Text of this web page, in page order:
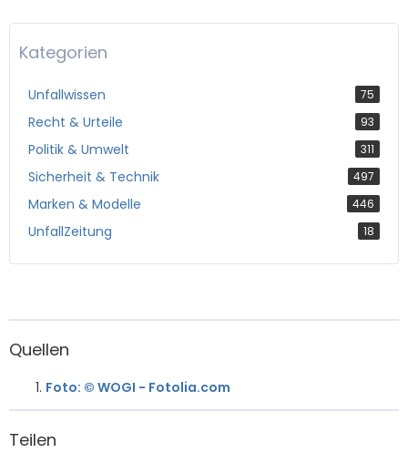
Kategorien
Unfallwissen 75
Recht & Urteile 93
Politik & Umwelt 311
Sicherheit & Technik 497
Marken & Modelle 446
UnfallZeitung 18
Quellen
Foto: © WOGI - Fotolia.com
Teilen